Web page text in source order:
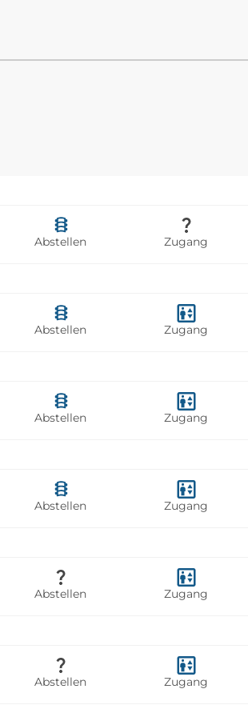
Abstellen
Zugang
Abstellen
Zugang
Abstellen
Zugang
Abstellen
Zugang
Abstellen
Zugang
Abstellen
Zugang